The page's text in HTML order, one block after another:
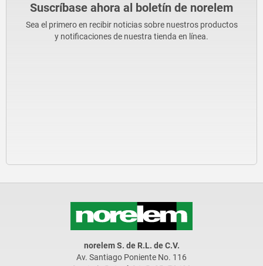
Suscríbase ahora al boletín de norelem
Sea el primero en recibir noticias sobre nuestros productos
y notificaciones de nuestra tienda en línea.
norelem S. de R.L. de C.V.
Av. Santiago Poniente No. 116